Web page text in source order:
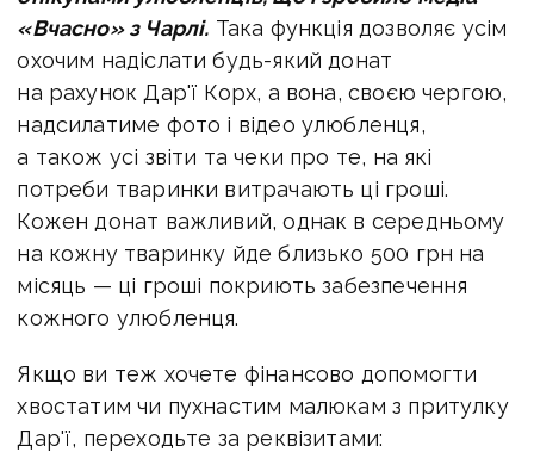
«Вчасно» з Чарлі. Така функція дозволяє усім
охочим надіслати будь-який донат
на рахунок Дар'ї Корх, а вона, своєю чергою,
надсилатиме фото і відео улюбленця,
а також усі звіти та чеки про те, на які
потреби тваринки витрачають ці гроші.
Кожен донат важливий, однак в середньому
на кожну тваринку йде близько 500 грн на
місяць — ці гроші покриють забезпечення
кожного улюбленця.
Якщо ви теж хочете фінансово допомогти
хвостатим чи пухнастим малюкам з притулку
Дар'ї, переходьте за реквізитами: